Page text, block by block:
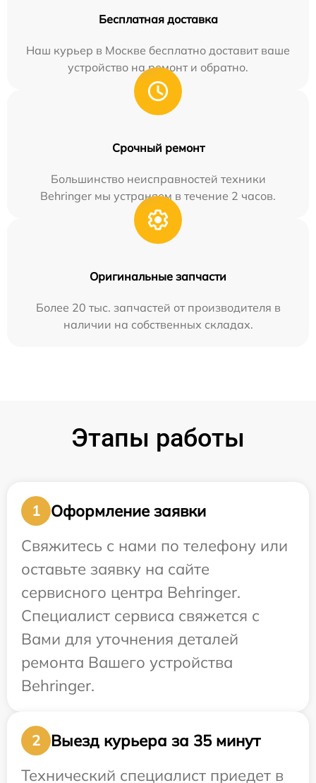
Бесплатная доставка
Наш курьер в Москве бесплатно доставит ваше
устройство на ремонт и обратно.
Срочный ремонт
Большинство неисправностей техники
Behringer мы устраняем в течение 2 часов.
Оригинальные запчасти
Более 20 тыс. запчастей от производителя в
наличии на собственных складах.
Этапы работы
1
Оформление заявки
Свяжитесь с нами по телефону или
оставьте заявку на сайте
сервисного центра Behringer.
Специалист сервиса свяжется с
Вами для уточнения деталей
ремонта Вашего устройства
Behringer.
2
Выезд курьера за 35 минут
Технический специалист приедет в